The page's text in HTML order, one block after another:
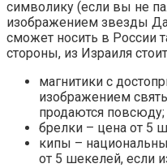
символику (если вы не
изображением звезды
сможет носить в России
стороны, из Израиля
магнитики с
изображением
продаются повсюду;
брелки – цена от 5
кипы –
от 5 шекелей, если